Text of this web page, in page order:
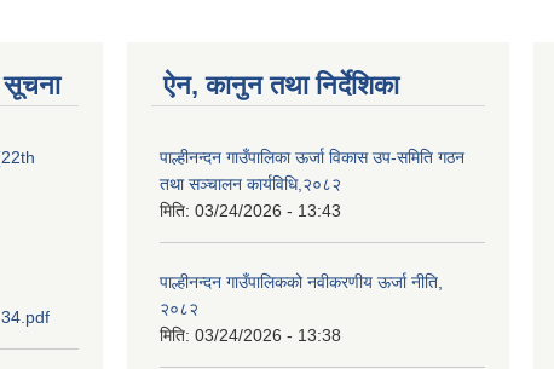
सूचना ऐन, कानुन तथा निर्देशिका
पाल्हीनन्दन गाउँपालिका ऊर्जा विकास उप-समिति गठन
तथा सञ्चालन कार्यविधि,२०८२
मिति: 03/24/2026 - 13:43
पाल्हीनन्दन गाउँपालिकको नवीकरणीय ऊर्जा नीति,
२०८२
मिति: 03/24/2026 - 13:38